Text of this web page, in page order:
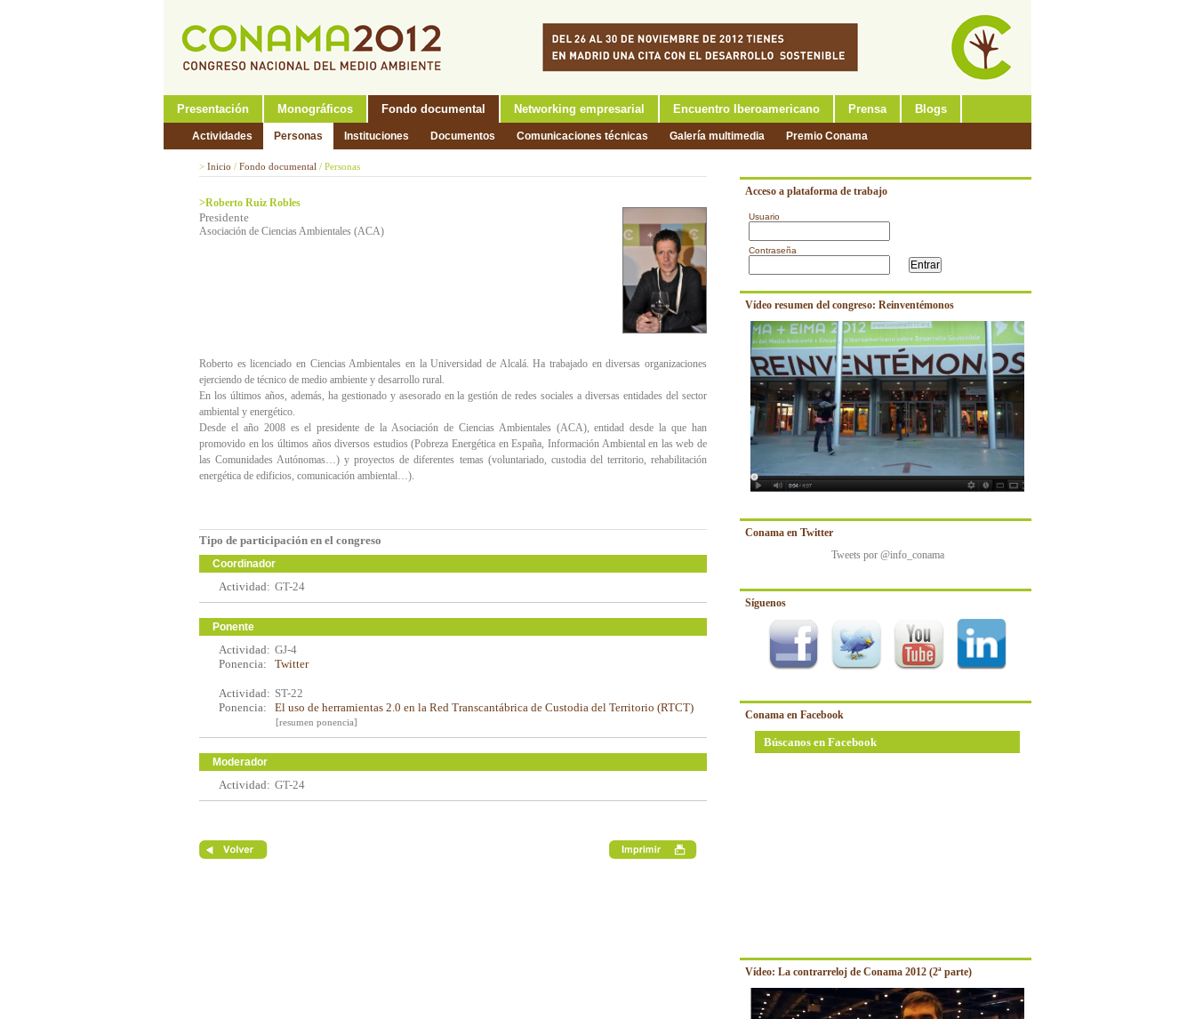
Presentación Monográficos Fondo documental Networking empresarial Encuentro Iberoamericano Prensa Blogs
Actividades Personas Instituciones Documentos Comunicaciones técnicas Galería multimedia Premio Conama
Acceso a plataforma de trabajo
Usuario
Contraseña
Vídeo resumen del congreso: Reinventémonos
Conama en Twitter
Tweets por @info_conama
Síguenos
Conama en Facebook
Búscanos en Facebook
Vídeo: La contrarreloj de Conama 2012 (2ª parte)
> Inicio / Fondo documental / Personas
>Roberto Ruiz Robles
Presidente
Asociación de Ciencias Ambientales (ACA)
Roberto es licenciado en Ciencias Ambientales en la Universidad de Alcalá. Ha trabajado en diversas organizaciones
ejerciendo de técnico de medio ambiente y desarrollo rural.
En los últimos años, además, ha gestionado y asesorado en la gestión de redes sociales a diversas entidades del sector
ambiental y energético.
Desde el año 2008 es el presidente de la Asociación de Ciencias Ambientales (ACA), entidad desde la que han
promovido en los últimos años diversos estudios (Pobreza Energética en España, Información Ambiental en las web de
las Comunidades Autónomas…) y proyectos de diferentes temas (voluntariado, custodia del territorio, rehabilitación
energética de edificios, comunicación ambiental…).
Tipo de participación en el congreso
Coordinador
Actividad: GT-24
Ponente
Actividad: GJ-4
Ponencia:
Twitter
Actividad: ST-22
Ponencia:
El uso de herramientas 2.0 en la Red Transcantábrica de Custodia del Territorio (RTCT)
[resumen ponencia]
Moderador
Actividad: GT-24